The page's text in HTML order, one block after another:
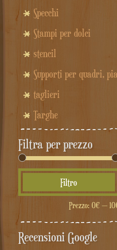
Specchi
Stampi per dolci
stencil
Supporti per quadri,
taglieri
Targhe
Filtra per prezzo
Filtro
Prezzo: 0€—
Recensioni Google